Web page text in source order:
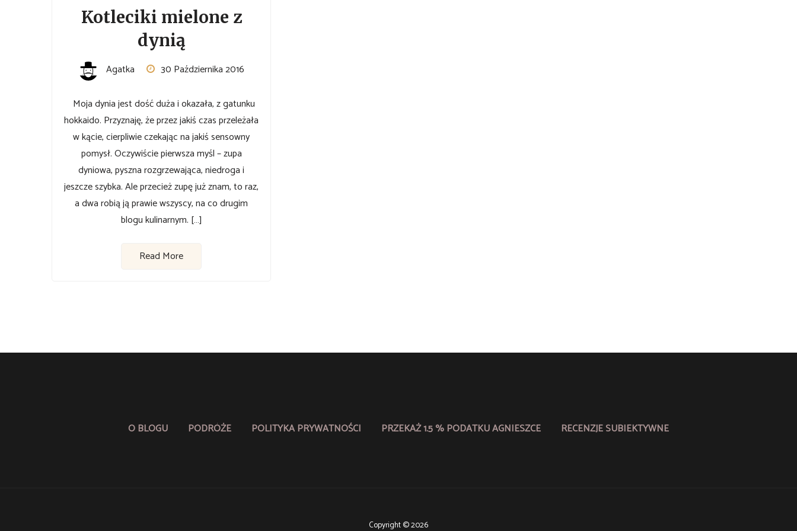
Kotleciki mielone z
dynią
Agatka 30 Października 2016
Moja dynia jest dość duża i okazała, z gatunku
hokkaido. Przyznaję, że przez jakiś czas przeleżała
w kącie, cierpliwie czekając na jakiś sensowny
pomysł. Oczywiście pierwsza myśl – zupa
dyniowa, pyszna rozgrzewająca, niedroga i
jeszcze szybka. Ale przecież zupę już znam, to raz,
a dwa robią ją prawie wszyscy, na co drugim
blogu kulinarnym. […]
Read More
O BLOGU PODRÓŻE POLITYKA PRYWATNOŚCI PRZEKAŻ 1.5 % PODATKU AGNIESZCE RECENZJE SUBIEKTYWNE
Copyright © 2026